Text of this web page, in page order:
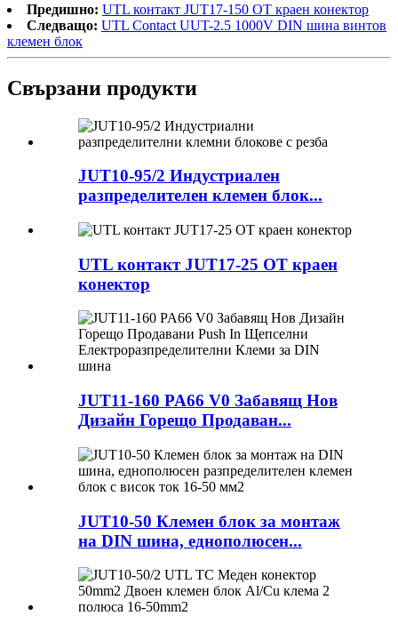
Предишно: UTL контакт JUT17-150 OT краен конектор
Следващо: UTL Contact UUT-2.5 1000V DIN шина винтов
клемен блок
Свързани продукти
JUT10-95/2 Индустриален
разпределителен клемен блок...
UTL контакт JUT17-25 OT краен
конектор
JUT11-160 PA66 V0 Забавящ Нов
Дизайн Горещо Продаван...
JUT10-50 Клемен блок за монтаж
на DIN шина, еднополюсен...